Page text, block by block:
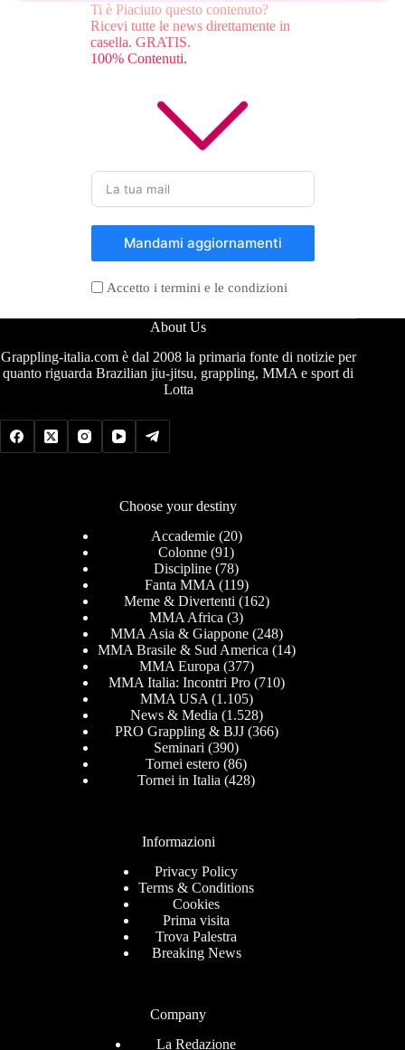
Ti è Piaciuto questo contenuto?
Ricevi tutte le news direttamente in
casella. GRATIS.
100% Contenuti.
Mandami aggiornamenti
Accetto i termini e le condizioni
About Us
Grappling-italia.com è dal 2008 la primaria fonte di notizie per
quanto riguarda Brazilian jiu-jitsu, grappling, MMA e sport di
Lotta
Choose your destiny
Accademie(20)
Colonne (91)
Discipline (78)
Fanta MMA (119)
Meme & Divertenti (162)
MMA Africa (3)
MMA Asia & Giappone(248)
MMA Brasile & Sud America (14)
MMA Europa (377)
MMA Italia: Incontri Pro(710)
MMA USA (1.105)
News & Media (1.528)
PRO Grappling & BJJ(366)
Seminari (390)
Tornei estero (86)
Tornei in Italia (428)
Informazioni
Privacy Policy
Terms & Conditions
Cookies
Prima visita
Trova Palestra
Breaking News
Company
La Redazione